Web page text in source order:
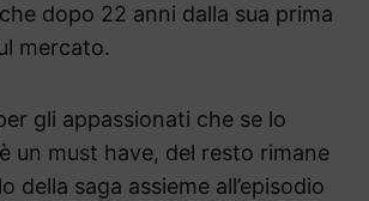
dopo 22 anni dalla sua prima
mercato.
gli appassionati che se lo
un must have, del resto rimane
della saga assieme all’episodio